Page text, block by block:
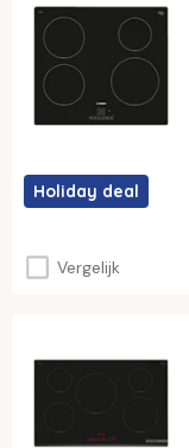
Holiday deal
Vergelijk